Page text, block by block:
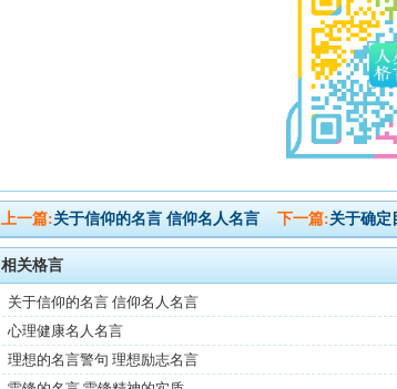
上一篇:关于信仰的名言 信仰名人名言 下一篇:关于确定
相关格言
关于信仰的名言 信仰名人名言
心理健康名人名言
理想的名言警句 理想励志名言